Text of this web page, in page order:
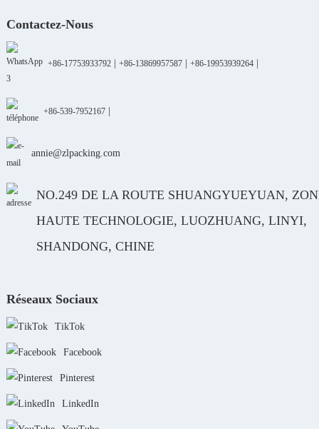
Contactez-Nous
+86-17753933792| +86-13869957587| +86-19953939264|
+86-539-7952167|
annie@zlpacking.com
NO.249 DE LA ROUTE SHUANGYUEYUAN,
HAUTE TECHNOLOGIE, LUOZHUANG, LINYI,
SHANDONG, CHINE
Réseaux Sociaux
TikTok
Facebook
Pinterest
LinkedIn